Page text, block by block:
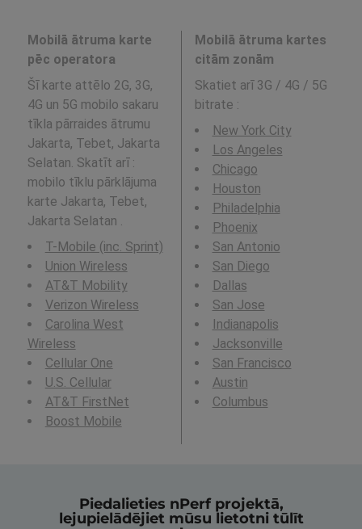
Mobilā ātruma karte
pēc operatora
Šī karte attēlo 2G, 3G,
4G un 5G mobilo sakaru
tīkla pārraides ātrumu
Jakarta, Tebet, Jakarta
Selatan. Skatīt arī :
mobilo tīklu pārklājuma
karte Jakarta, Tebet,
Jakarta Selatan .
T-Mobile (inc. Sprint)
Union Wireless
AT&T Mobility
Verizon Wireless
Carolina West
Wireless
Cellular One
U.S. Cellular
AT&T FirstNet
Boost Mobile
Mobilā ātruma kartes
citām zonām
Skatiet arī 3G / 4G / 5G
bitrate :
New York City
Los Angeles
Chicago
Houston
Philadelphia
Phoenix
San Antonio
San Diego
Dallas
San Jose
Indianapolis
Jacksonville
San Francisco
Austin
Columbus
Piedalieties nPerf projektā,
lejupielādējiet mūsu lietotni tūlīt